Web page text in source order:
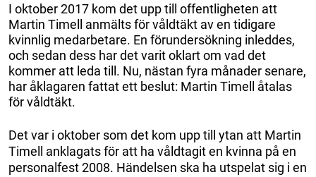
I oktober 2017 kom det upp till offentligheten att
Martin Timell anmälts för våldtäkt av en tidigare
kvinnlig medarbetare. En förundersökning inleddes,
och sedan dess har det varit oklart om vad det
kommer att leda till. Nu, nästan fyra månader senare,
har åklagaren fattat ett beslut: Martin Timell åtalas
för våldtäkt.
Det var i oktober som det kom upp till ytan att Martin
Timell anklagats för att ha våldtagit en kvinna på en
personalfest 2008. Händelsen ska ha utspelat sig i en